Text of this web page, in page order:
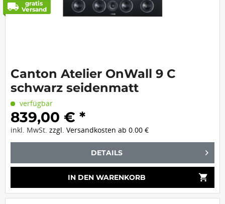
local_shipping
gratis
Versand
Canton Atelier OnWall 9 C
schwarz seidenmatt
verfügbar
839,00 € *
inkl. MwSt.zzgl. Versandkosten ab 0.00 €
DETAILS
IN DEN WARENKORB shopping_cart